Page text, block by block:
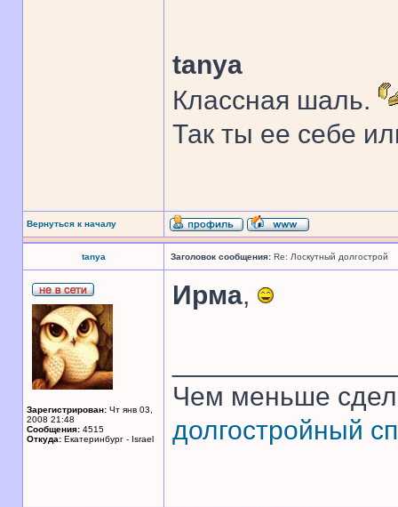
tanya
Классная шаль.
Так ты ее себе
Вернуться к началу
tanya Заголовок сообщения: Re: Лоскутный долгострой
Зарегистрирован: Чт янв 03,
2008 21:48
Сообщения: 4515
Откуда: Екатеринбург - Israel
Ирма,
Чем меньше
долгостройный